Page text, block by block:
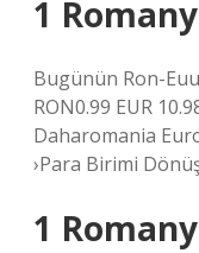
1
Bugünün Ron-
RON0.99 EUR
Daharomania
›Para Birimi
1